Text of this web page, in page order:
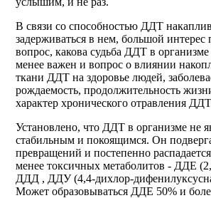
В связи со способностью ДДТ
задерживаться в нем, большой интерес
вопрос, какова судьба ДДТ в
менее важен и вопрос о влиянии
ткани ДДТ на здоровье людей,
рождаемость, продолжительность
характер хронического отравления
Установлено, что ДДТ в организме не
стабильным и покоящимся. Он
превращений и постепенно
менее токсичных метаболитов - ДДЕ
ДДД , ДДУ (4,4-дихлор-
Может образовываться ДДЕ 50% и